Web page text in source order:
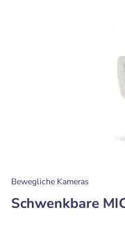
Bewegliche Kameras
Schwenkbare